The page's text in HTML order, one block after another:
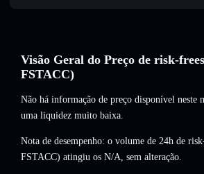
Visão Geral do Preço de risk-
FSTACC)
Não há informação de preço disponível neste
uma liquidez muito baixa.
Nota de desempenho: o volume de 24h de
FSTACC) atingiu os N/A, sem alteração.